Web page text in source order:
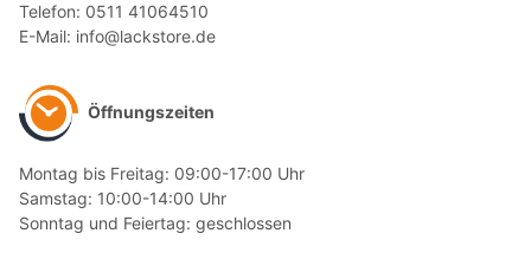
Telefon: 0511 41064510
E-Mail: info@lackstore.de
Öffnungszeiten
Montag bis Freitag: 09:00-17:00 Uhr
Samstag: 10:00-14:00 Uhr
Sonntag und Feiertag: geschlossen